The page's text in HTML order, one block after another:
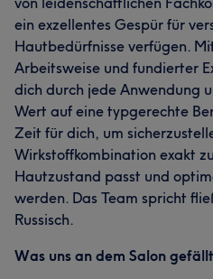
ein exzellentes Gespür für
Hautbedürfnisse verfügen.
Arbeitsweise und fundierter
dich durch jede Anwendung
Wert auf eine typgerechte
Zeit für dich, um
Wirkstoffkombination exakt
Hautzustand passt und
werden. Das Team spricht
Russisch.
Was uns an dem Salon